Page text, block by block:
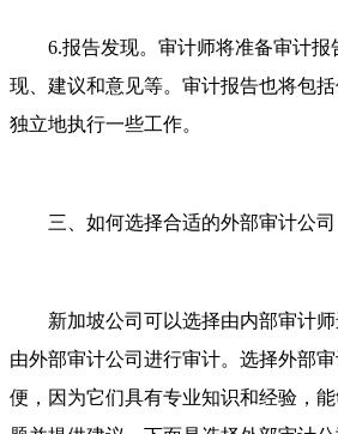
6.报告发现。审计师将准备审计
现、建议和意见等。审计报告也将包
独立地执行一些工作。
三、如何选择合适的外部审计公司
新加坡公司可以选择由内部审计
由外部审计公司进行审计。选择外部
便，因为它们具有专业知识和经验，